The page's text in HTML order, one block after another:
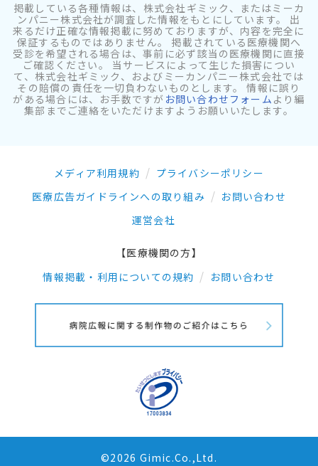
掲載している各種情報は、株式会社ギミック、またはミーカ
ンパニー株式会社が調査した情報をもとにしています。 出
来るだけ正確な情報掲載に努めておりますが、内容を完全に
保証するものではありません。 掲載されている医療機関へ
受診を希望される場合は、事前に必ず該当の医療機関に直接
ご確認ください。 当サービスによって生じた損害につい
て、株式会社ギミック、およびミーカンパニー株式会社では
その賠償の責任を一切負わないものとします。 情報に誤り
がある場合には、お手数ですが お問い合わせフォーム より編
集部までご連絡をいただけますようお願いいたします。
メディア利用規約
プライバシーポリシー
医療広告ガイドラインへの取り組み
お問い合わせ
運営会社
【医療機関の方】
情報掲載・利用についての規約
お問い合わせ
©2026 Gimic.Co.,Ltd.